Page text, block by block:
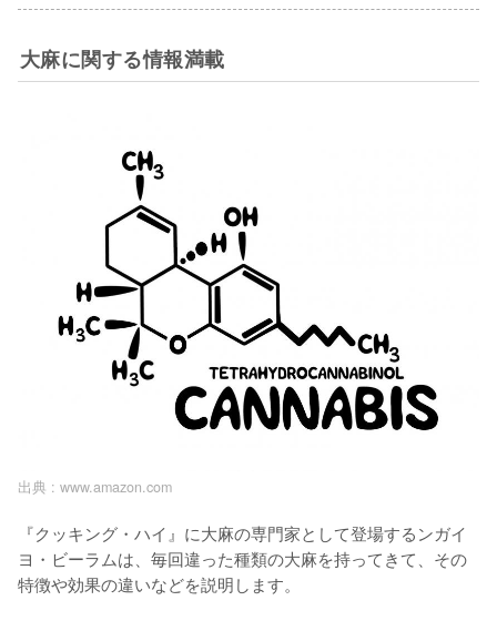
大麻に関する情報満載
出典 : www.amazon.com
『クッキング・ハイ』に大麻の専門家として登場するンガイ
ヨ・ビーラムは、毎回違った種類の大麻を持ってきて、その
特徴や効果の違いなどを説明します。